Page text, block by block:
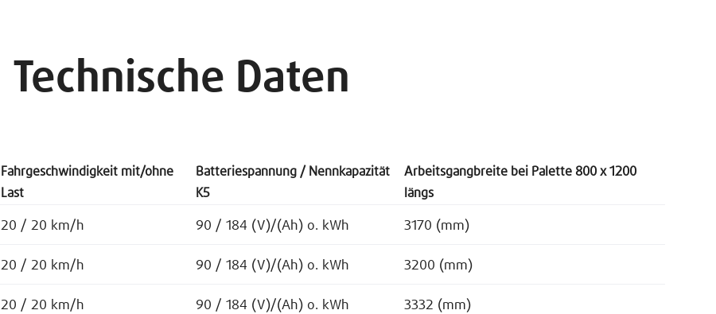
Technische Daten
Fahrgeschwindigkeit mit/ohne
Last
Batteriespannung / Nennkapazität
K5
Arbeitsgangbreite bei Palette 800 x 1200
längs
20 / 20 km/h 90 / 184 (V)/(Ah) o. kWh 3170 (mm)
20 / 20 km/h 90 / 184 (V)/(Ah) o. kWh 3200 (mm)
20 / 20 km/h 90 / 184 (V)/(Ah) o. kWh 3332 (mm)